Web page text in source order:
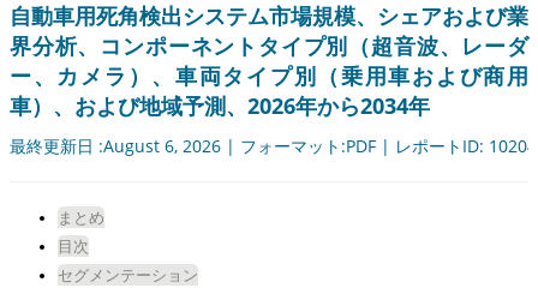
自動車用死角検出システム市場規模、シェアおよび業
界分析、コンポーネントタイプ別（超音波、レーダ
ー、カメラ）、車両タイプ別（乗用車および商用
車）、および地域予測、2026年から2034年
最終更新日 :August 6, 2026 | フォーマット:PDF | レポートID:
まとめ
目次
セグメンテーション